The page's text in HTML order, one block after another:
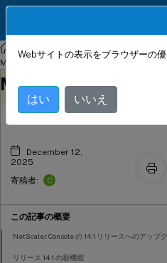
NetScalerConsole on-prem
Management 14.1
翻訳されています。
NetScaler
Management 14.1
December 12,
2025
寄稿者:
C
この記事の概要
NetScaler Console の 14.1 リリースへのアップ
リリース 14.1 の新機能
Webサイトの表示をブラウザーの
はい いいえ